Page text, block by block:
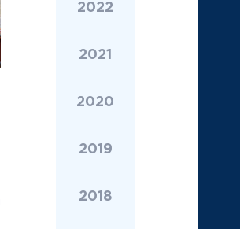
2022
2021
2020
2019
2018